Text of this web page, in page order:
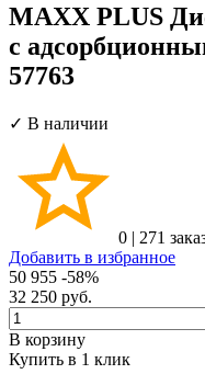
MAXX PLUS
с
57763
✓ В наличии
0 | 271
Добавить в избранное
50 955 -58%
32 250 руб.
В корзину
Купить в 1 клик